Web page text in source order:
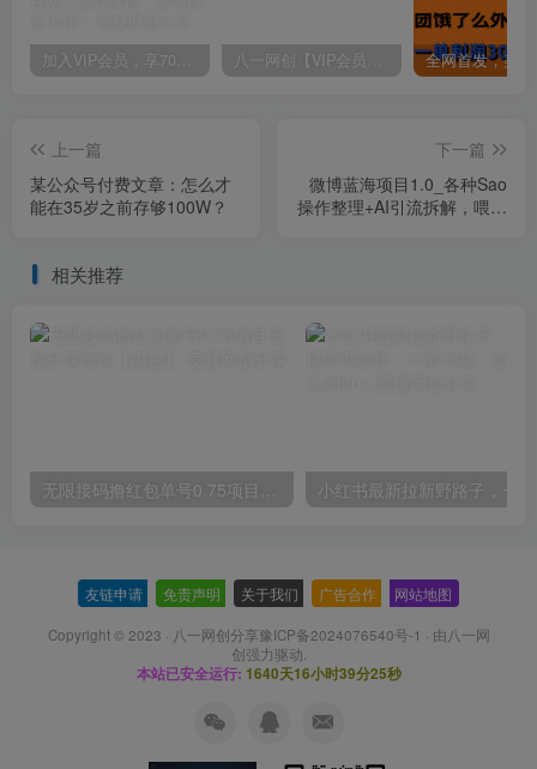
加入VIP会员，享70%的推广提成，免费学习多种网上创业课程，菜鸟秒变大神！ 八一网创【VIP会员专属交流群】
上一篇
某公众号付费文章：怎么才
能在35岁之前存够100W？
下一篇
微博蓝海项目1.0_各种Sao
操作整理+AI引流拆解，喂饭
相关推荐
友链申请 免责声明 关于我们 广告合作 网站地图
Copyright © 2023 · 八一网创分享豫ICP备2024076540号-1 · 由八一网
创强力驱动.
本站已安全运行: 1640天16小时39分26秒